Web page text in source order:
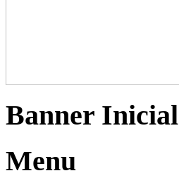
Banner Inicial
Menu